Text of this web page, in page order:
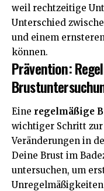
weil rechtzeitige
Unterschied
und einem
können.
Prävention:
Eine regelmäßige
wichtiger Schritt
Veränderungen in
Deine Brust im
untersuchen, um